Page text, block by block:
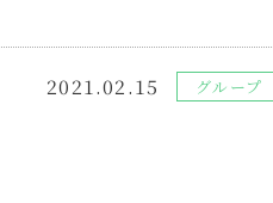
2021.02.15 グループ